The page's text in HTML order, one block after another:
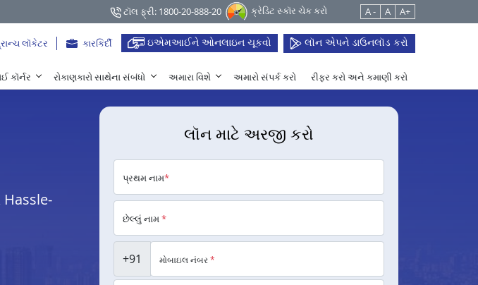
ટૉલ ફ્રી: 1800-20-888-20 ક્રેડિટ સ્કૉર ચેક કરો A - A A+
લૉકેટર કારકિર્દી ઇએમઆઈને ઓનલાઇન ચૂકવો લૉન એપને ડાઉનલૉડ કરો
કૉર્નર રોકાણકારો સાથેના સંબંધો અમારા વિશે અમારો સંપર્ક કરો રીફર કરો અને કમાણી કરો
લૉન માટે અરજી કરો
પ્રથમ નામ*
છેલ્લું નામ*
+91 મોબાઇલ નંબર*